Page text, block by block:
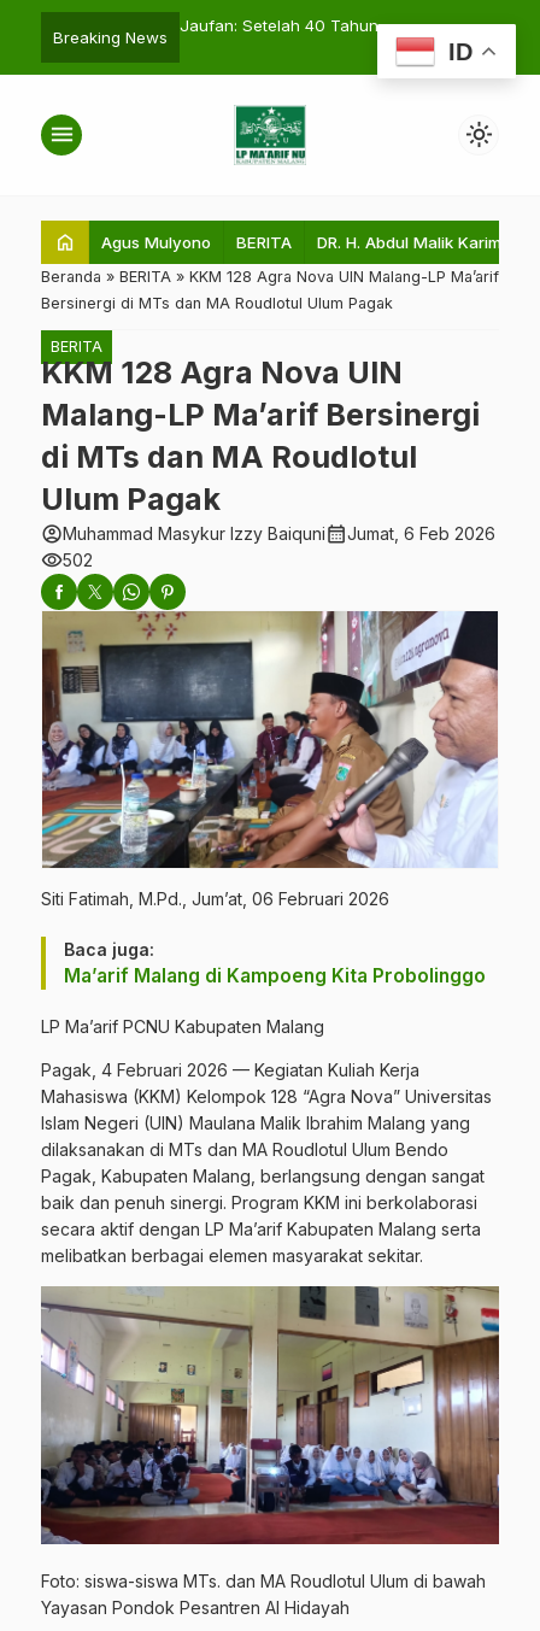
Breaking News
Sistem Menuju World
Jaufan: Setelah 40 Tahun,
Akhirnya Gondanglegi Memiliki
Ma’arif
menu light_mode
home Agus Mulyono BERITA DR. H. Abdul Malik Karim
Beranda » BERITA » KKM 128 Agra Nova UIN Malang-LP Ma’arif
Bersinergi di MTs dan MA Roudlotul Ulum Pagak
BERITA
KKM 128 Agra Nova UIN
Malang-LP Ma’arif Bersinergi
di MTs dan MA Roudlotul
Ulum Pagak
account_circleMuhammad Masykur Izzy Baiqunicalendar_monthJumat, 6 Feb 2026
visibility502
Siti Fatimah, M.Pd., Jum’at, 06 Februari 2026
Baca juga:
Ma’arif Malang di Kampoeng Kita Probolinggo
LP Ma’arif PCNU Kabupaten Malang
Pagak, 4 Februari 2026 — Kegiatan Kuliah Kerja
Mahasiswa (KKM) Kelompok 128 “Agra Nova” Universitas
Islam Negeri (UIN) Maulana Malik Ibrahim Malang yang
dilaksanakan di MTs dan MA Roudlotul Ulum Bendo
Pagak, Kabupaten Malang, berlangsung dengan sangat
baik dan penuh sinergi. Program KKM ini berkolaborasi
secara aktif dengan LP Ma’arif Kabupaten Malang serta
melibatkan berbagai elemen masyarakat sekitar.
Foto: siswa-siswa MTs. dan MA Roudlotul Ulum di bawah
Yayasan Pondok Pesantren Al Hidayah
ID